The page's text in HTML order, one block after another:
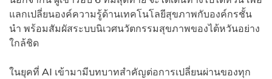
แลกเปลี่ยนองค์ความรู้ด้านเทคโนโลยีสุขภาพกับองค์กรชั้น
นำ พร้อมสัมผัสระบบนิเวศนวัตกรรมสุขภาพของไต้หวันอย่าง
ใกล้ชิด
ในยุคที่ AI เข้ามามีบทบาทสำคัญต่อการเปลี่ยนผ่านของทุก